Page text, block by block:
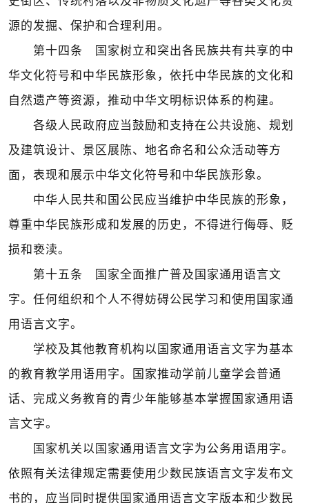
源的发掘、保护和合理利用。
第十四条 国家树立和突出各民族共有共享的中
华文化符号和中华民族形象，依托中华民族的文化和
自然遗产等资源，推动中华文明标识体系的构建。
各级人民政府应当鼓励和支持在公共设施、规划
及建筑设计、景区展陈、地名命名和公众活动等方
面，表现和展示中华文化符号和中华民族形象。
中华人民共和国公民应当维护中华民族的形象，
尊重中华民族形成和发展的历史，不得进行侮辱、贬
损和亵渎。
第十五条 国家全面推广普及国家通用语言文
字。任何组织和个人不得妨碍公民学习和使用国家通
用语言文字。
学校及其他教育机构以国家通用语言文字为基本
的教育教学用语用字。国家推动学前儿童学会普通
话、完成义务教育的青少年能够基本掌握国家通用语
言文字。
国家机关以国家通用语言文字为公务用语用字。
依照有关法律规定需要使用少数民族语言文字发布文
书的，应当同时提供国家通用语言文字版本和少数民